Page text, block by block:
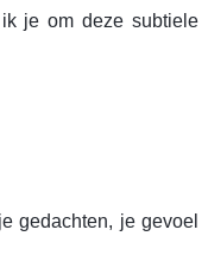
je om deze subtiele
gedachten, je gevoel